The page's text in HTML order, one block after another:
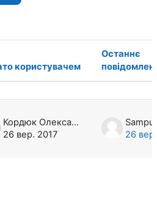
користувачем
Останнє
Кордюк Олександр Анатолійович
26 вер. 2017
26